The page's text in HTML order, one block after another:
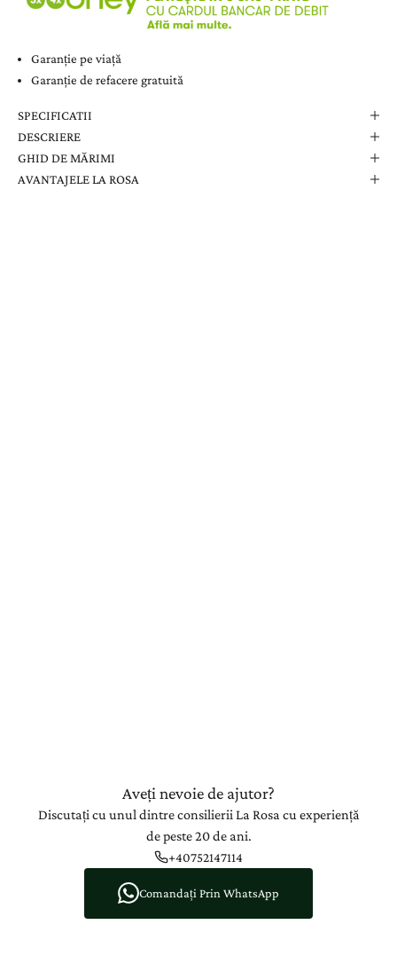
Garanție pe viață
Garanție de refacere gratuită
SPECIFICATII
DESCRIERE
GHID DE MĂRIMI
AVANTAJELE LA ROSA
Aveți nevoie de ajutor?
Discutați cu unul dintre consilierii La Rosa cu experiență
de peste 20 de ani.
+40752147114
Comandați Prin WhatsApp